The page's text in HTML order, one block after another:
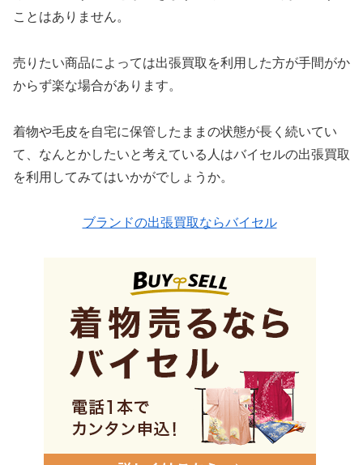
ことはありません。
売りたい商品によっては出張買取を利用した方が手間がか
からず楽な場合があります。
着物や毛皮を自宅に保管したままの状態が長く続いてい
て、なんとかしたいと考えている人はバイセルの出張買取
を利用してみてはいかがでしょうか。
ブランドの出張買取ならバイセル